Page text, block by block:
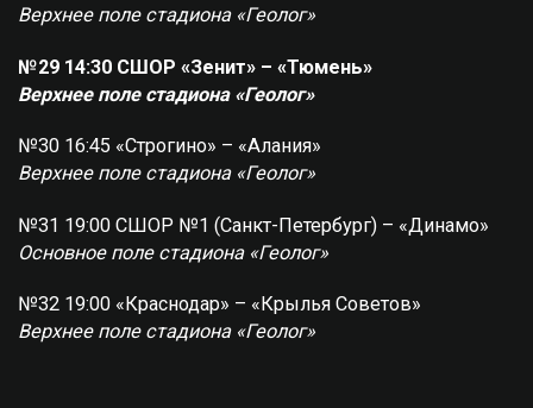
Верхнее поле стадиона «Геолог»
№29 14:30 СШОР «Зенит» – «Тюмень»
Верхнее поле стадиона «Геолог»
№30 16:45 «Строгино» – «Алания»
Верхнее поле стадиона «Геолог»
№31 19:00 СШОР №1 (Санкт-Петербург) – «Динамо»
Основное поле стадиона «Геолог»
№32 19:00 «Краснодар» – «Крылья Советов»
Верхнее поле стадиона «Геолог»